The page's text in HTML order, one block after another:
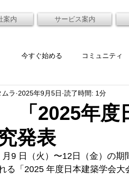
案内 サービス案内
今すぐ始める コミュニティ
「2025年度
発表
ラ 2025年9月5日 読了時間: 1分
9 日（火）〜12日（金）の期
る「2025 年度日本建築学会